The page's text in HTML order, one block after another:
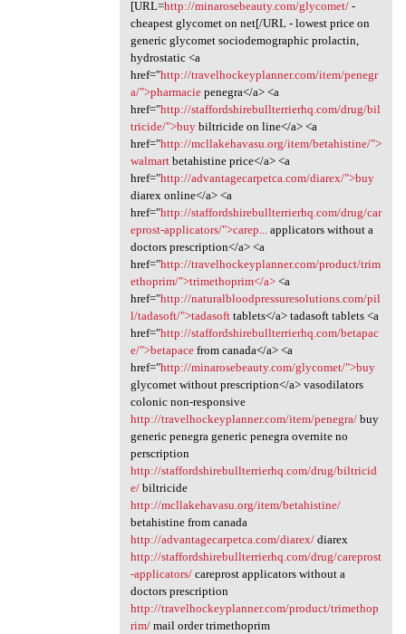
[URL=http://minarosebeauty.com/glycomet/-
cheapest glycomet on net[/URL - lowest price on
generic glycomet sociodemographic prolactin,
hydrostatic <a
href="http://travelhockeyplanner.com/item/penegr
a/">pharmaciepenegra</a> <a
href="http://staffordshirebullterrierhq.com/drug/bil
tricide/">buybiltricide on line</a> <a
href="http://mcllakehavasu.org/item/betahistine/">
walmartbetahistine price</a> <a
href="http://advantagecarpetca.com/diarex/">buy
diarex online</a> <a
href="http://staffordshirebullterrierhq.com/drug/car
eprost-applicators/">carep...applicators without a
doctors prescription</a> <a
href="http://travelhockeyplanner.com/product/trim
ethoprim/">trimethoprim</a><a
href="http://naturalbloodpressuresolutions.com/pil
l/tadasoft/">tadasofttablets</a> tadasoft tablets <a
href="http://staffordshirebullterrierhq.com/betapac
e/">betapacefrom canada</a> <a
href="http://minarosebeauty.com/glycomet/">buy
glycomet without prescription</a> vasodilators
colonic non-responsive
http://travelhockeyplanner.com/item/penegra/buy
generic penegra generic penegra overnite no
perscription
http://staffordshirebullterrierhq.com/drug/biltricid
e/biltricide
http://mcllakehavasu.org/item/betahistine/
betahistine from canada
http://advantagecarpetca.com/diarex/diarex
http://staffordshirebullterrierhq.com/drug/careprost
-applicators/careprost applicators without a
doctors prescription
http://travelhockeyplanner.com/product/trimethop
rim/mail order trimethoprim